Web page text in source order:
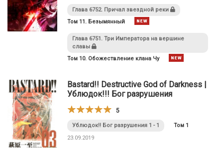
Глава 6752. Причал звездной реки
Том 11. Безымянный
Глава 6751. Три Императора на вершине
славы
Том 10. Обожествление клана Чу
Bastard!! Destructive God of Darkness |
Ублюдок!!! Бог разрушения
5
Ублюдок!! Бог разрушения 1 - 1
Том 1
23.09.2019